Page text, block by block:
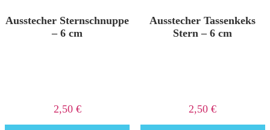
Ausstecher Sternschnuppe
– 6 cm
2,50 €
Ausstecher Tassenkeks
Stern – 6 cm
2,50€